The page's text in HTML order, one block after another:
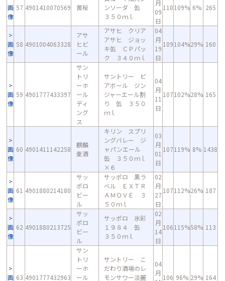
画
像
57 4901410070569 黄桜
ンソーダ 缶
３５０ｍｌ
月
09
日
110109% 6% 265
画
像
58 4901004063328
アサ
ヒビ
ール
アサヒ クリア
アサヒ ジョッ
キ缶 ＣＰパッ
ク ３４０ｍｌ
04
月
19
日
109104%29% 160
画
像
59 4901777433397
サン
トリ
ーホ
ール
ディ
ング
ス
サントリー ビ
アボール ジン
ジャーエール割
り 缶 ３５０
ｍｌ
04
月
11
日
107102%28% 165
画
像
60 4901411142258
麒麟
麦酒
キリン スプリ
ングバレー ジ
ャパンエール
缶 ３５０ｍｌ
×６
03
月
01
日
107119% 8% 1438
画
像
61 4901880214180
サッ
ポロ
ビー
ル
サッポロ 黒ラ
ベル ＥＸＴＲ
ＡＭＯＶＥ ３
５０ｍｌ
02
月
27
日
107112%26% 187
画
像
62 4901880213725
サッ
ポロ
ビー
ル
サッポロ 氷彩
１９８４ 缶
３５０ｍｌ
02
月
14
日
106115%58% 113
画 63 4901777432963
サン
トリ
ーホ
ール
サントリー こ
だわり酒場のレ
モンサワー淡麗
04
月
106 96% 29% 164